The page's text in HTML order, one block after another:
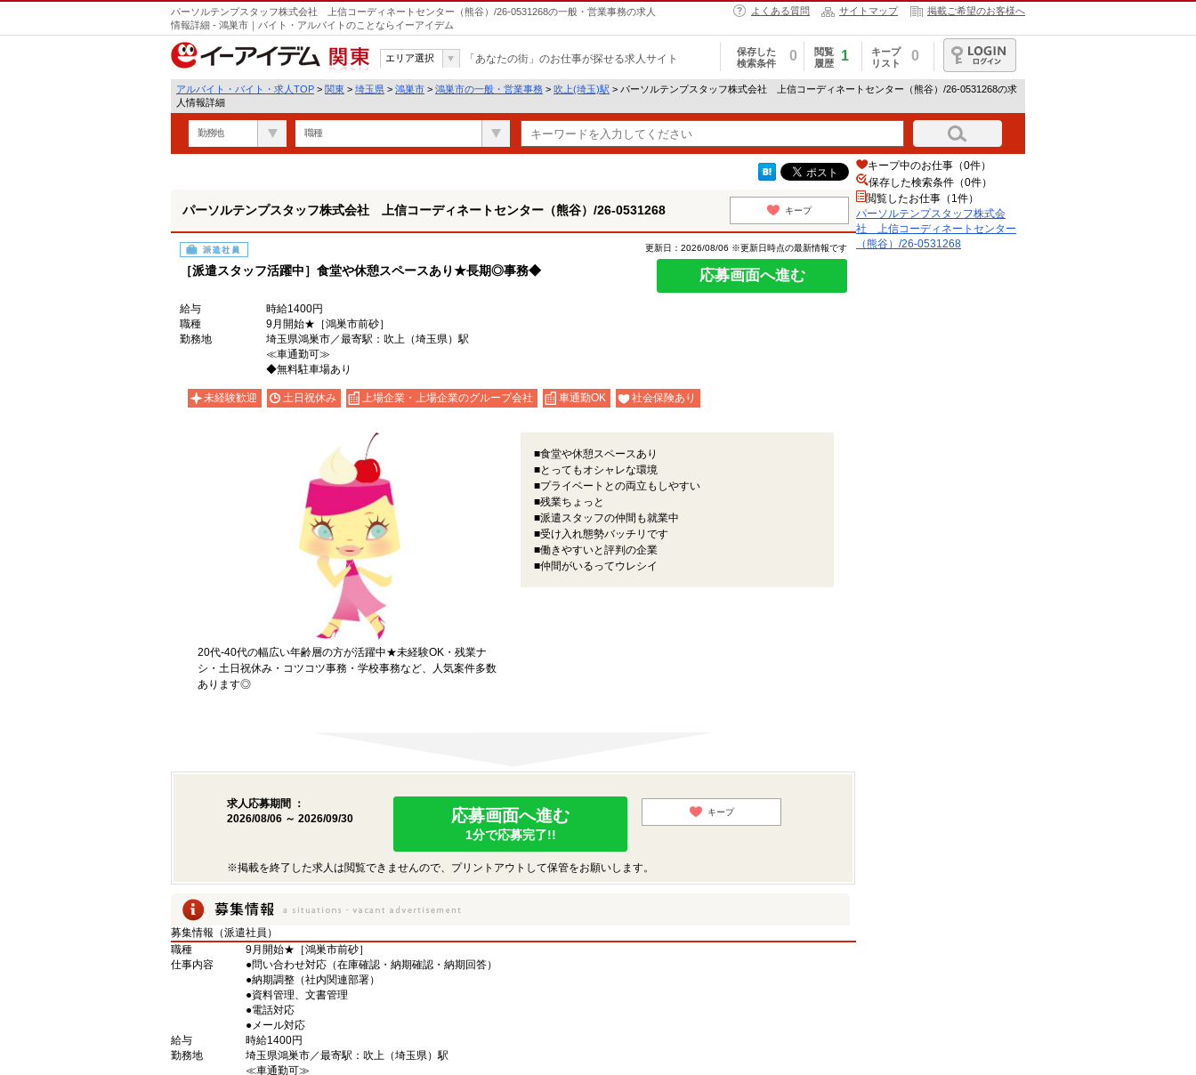
パーソルテンプスタッフ株式会社 上信コーディネートセンター（熊谷）/26-0531268の一般・営業事務の求人
情報詳細 - 鴻巣市｜バイト・アルバイトのことならイーアイデム
よくある質問 サイトマップ 掲載ご希望のお客様へ
関東
エリア選択 「あなたの街」のお仕事が探せる求人サイト
保存した
検索条件
0
閲覧
履歴
1
キープ
リスト
0
ログイン
アルバイト・バイト・求人TOP > 関東 > 埼玉県 > 鴻巣市 > 鴻巣市の一般・営業事務 > 吹上(埼玉)駅 > パーソルテンプスタッフ株式会社 上信コーディネートセンター（熊谷）/26-0531268の求
人情報詳細
勤務地 職種
パーソルテンプスタッフ株式会社 上信コーディネートセンター（熊谷）/26-0531268 キープ
派遣社員
［派遣スタッフ活躍中］食堂や休憩スペースあり★長期◎事務◆
更新日：2026/08/06 ※更新日時点の最新情報です
応募画面へ進む
給与
時給1400円
職種
9月開始★［鴻巣市前砂］
勤務地
埼玉県鴻巣市／最寄駅：吹上（埼玉県）駅
≪車通勤可≫
◆無料駐車場あり
未経験歓迎 土日祝休み 上場企業・上場企業のグループ会社 車通勤OK 社会保険あり
20代-40代の幅広い年齢層の方が活躍中★未経験OK・残業ナ
シ・土日祝休み・コツコツ事務・学校事務など、人気案件多数
あります◎
■食堂や休憩スペースあり
■とってもオシャレな環境
■プライベートとの両立もしやすい
■残業ちょっと
■派遣スタッフの仲間も就業中
■受け入れ態勢バッチリです
■働きやすいと評判の企業
■仲間がいるってウレシイ
求人応募期間 ：
2026/08/06 ～ 2026/09/30
応募画面へ進む
1分で応募完了!!
キープ
※掲載を終了した求人は閲覧できませんので、プリントアウトして保管をお願いします。
募集情報（派遣社員）
職種
9月開始★［鴻巣市前砂］
仕事内容
●問い合わせ対応（在庫確認・納期確認・納期回答）
●納期調整（社内関連部署）
●資料管理、文書管理
●電話対応
●メール対応
給与
時給1400円
勤務地
埼玉県鴻巣市／最寄駅：吹上（埼玉県）駅
≪車通勤可≫
キープ中のお仕事（0件）
保存した検索条件（0件）
閲覧したお仕事（1件）
パーソルテンプスタッフ株式会
社 上信コーディネートセンター
（熊谷）/26-0531268